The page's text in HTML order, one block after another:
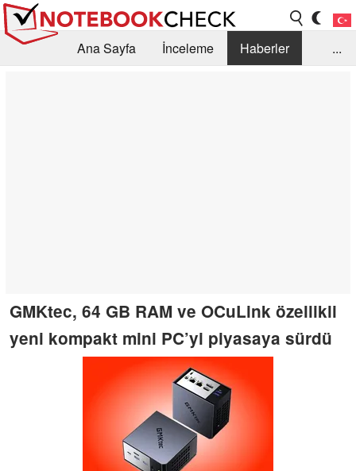
Ana Sayfa İnceleme
Haberler
...
GMKtec, 64 GB RAM ve OCuLink özellikli
yeni kompakt mini PC’yi piyasaya sürdü